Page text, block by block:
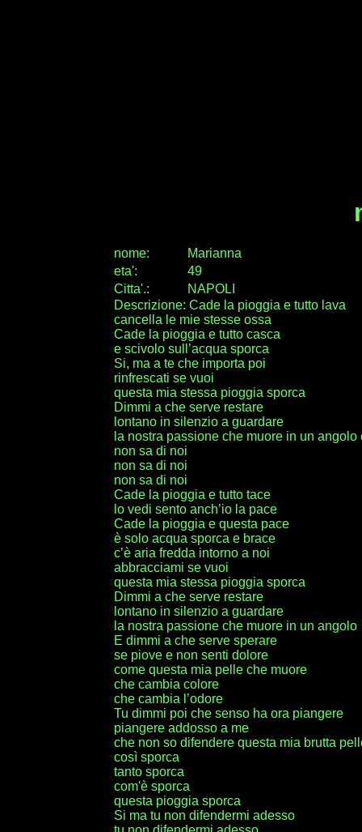
nome:
Marianna
eta':
49
Citta'.:
NAPOLI
Descrizione: Cade la pioggia e tutto lava
cancella le mie stesse ossa
Cade la pioggia e tutto casca
e scivolo sull’acqua sporca
Si, ma a te che importa poi
rinfrescati se vuoi
questa mia stessa pioggia sporca
Dimmi a che serve restare
lontano in silenzio a guardare
la nostra passione che muore in un angolo
non sa di noi
non sa di noi
non sa di noi
Cade la pioggia e tutto tace
lo vedi sento anch’io la pace
Cade la pioggia e questa pace
è solo acqua sporca e brace
c’è aria fredda intorno a noi
abbracciami se vuoi
questa mia stessa pioggia sporca
Dimmi a che serve restare
lontano in silenzio a guardare
la nostra passione che muore in un angolo
E dimmi a che serve sperare
se piove e non senti dolore
come questa mia pelle che muore
che cambia colore
che cambia l’odore
Tu dimmi poi che senso ha ora piangere
piangere addosso a me
che non so difendere questa mia brutta
così sporca
tanto sporca
com'è sporca
questa pioggia sporca
Si ma tu non difendermi adesso